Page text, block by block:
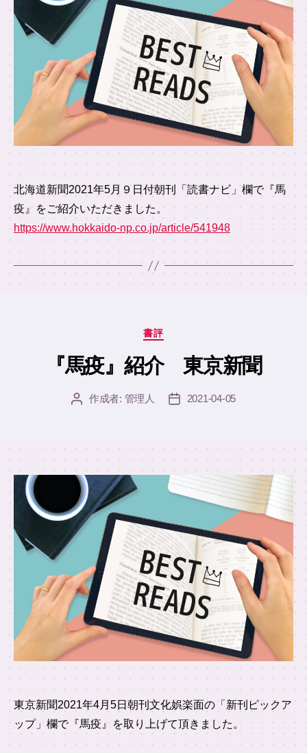
北海道新聞2021年5月９日付朝刊「読書ナビ」欄で『馬
疫』をご紹介いただきました。
https://www.hokkaido-np.co.jp/article/541948
カ
テ
ゴ
書評
『馬疫』紹介 東京新聞
投 作成者: 管理人
投
2021-04-05
東京新聞2021年4月5日朝刊文化娯楽面の「新刊ピックア
ップ」欄で『馬疫』を取り上げて頂きました。